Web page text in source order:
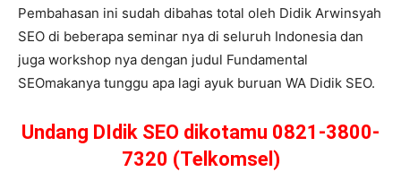
Pembahasan ini sudah dibahas total oleh Didik Arwinsyah
SEO di beberapa seminar nya di seluruh Indonesia dan
juga workshop nya dengan judul Fundamental
SEOmakanya tunggu apa lagi ayuk buruan WA Didik SEO.
Undang DIdik SEO dikotamu 0821-3800-
7320 (Telkomsel)